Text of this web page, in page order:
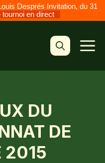
Després Invitation, du 31
tournoi en direct
DU
DE
2015